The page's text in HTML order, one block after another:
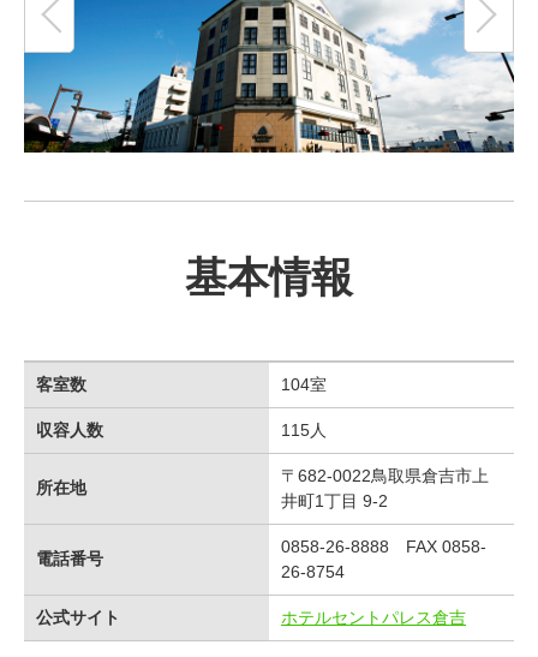
基本情報
客室数 104室
収容人数 115人
所在地
〒682-0022鳥取県倉吉市上
井町1丁目 9-2
電話番号
0858-26-8888 FAX 0858-
26-8754
公式サイト ホテルセントパレス倉吉